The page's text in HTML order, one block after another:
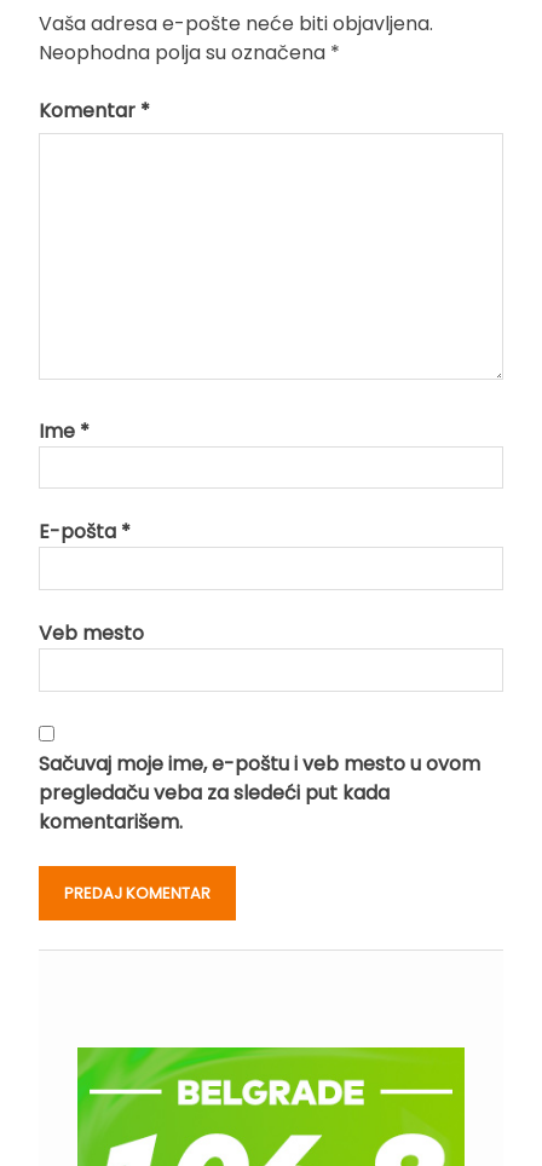
Vaša adresa e-pošte neće biti objavljena.
Neophodna polja su označena *
Komentar *
Ime *
E-pošta *
Veb mesto
Sačuvaj moje ime, e-poštu i veb mesto u ovom
pregledaču veba za sledeći put kada
komentarišem.